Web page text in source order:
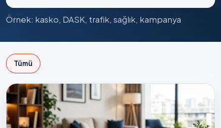
Örnek: kasko, DASK, trafik, sağlık, kampanya
Tümü